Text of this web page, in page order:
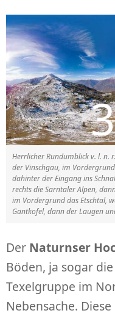
Herrlicher Rundumblick v. l. n.
der Vinschgau, im
dahinter der Eingang ins
rechts die Sarntaler Alpen,
im Vordergrund das Etschtal,
Gantkofel, dann der Laugen
Der Naturnser
Böden, ja sogar
Texelgruppe im
Nebensache.